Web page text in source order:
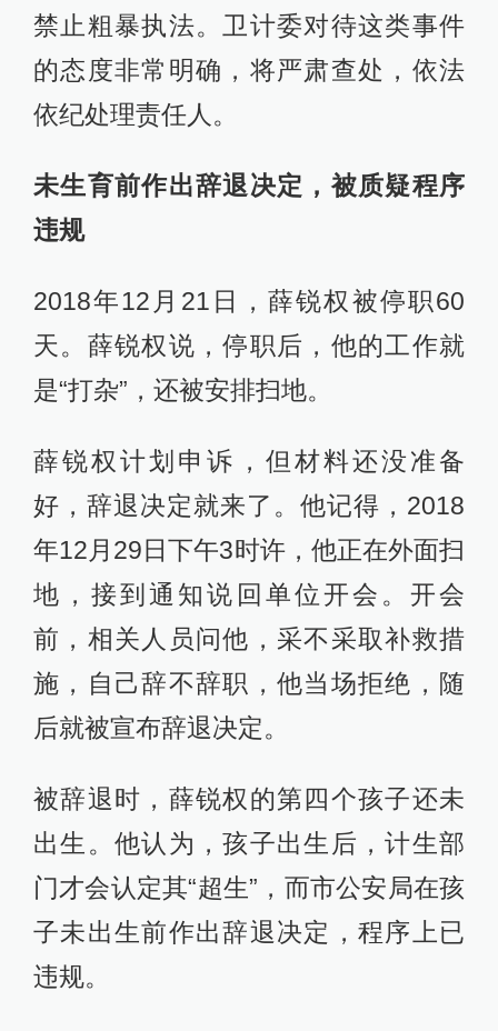
禁止粗暴执法。卫计委对待这类事件
的态度非常明确，将严肃查处，依法
依纪处理责任人。
未生育前作出辞退决定，被质疑程序
违规
2018年12月21日，薛锐权被停职60
天。薛锐权说，停职后，他的工作就
是“打杂”，还被安排扫地。
薛锐权计划申诉，但材料还没准备
好，辞退决定就来了。他记得，2018
年12月29日下午3时许，他正在外面扫
地，接到通知说回单位开会。开会
前，相关人员问他，采不采取补救措
施，自己辞不辞职，他当场拒绝，随
后就被宣布辞退决定。
被辞退时，薛锐权的第四个孩子还未
出生。他认为，孩子出生后，计生部
门才会认定其“超生”，而市公安局在孩
子未出生前作出辞退决定，程序上已
违规。